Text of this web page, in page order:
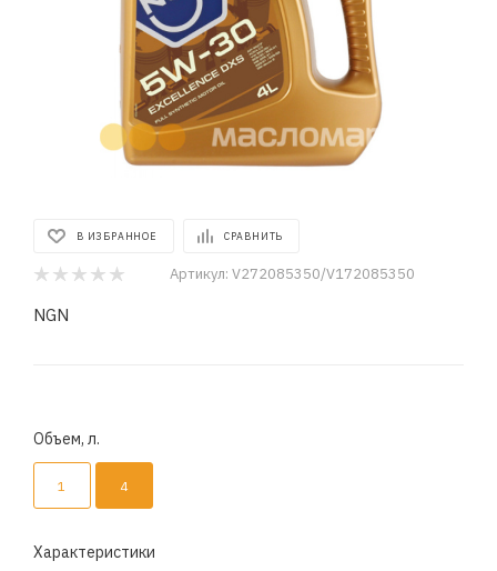
В ИЗБРАННОЕ СРАВНИТЬ
Артикул: V272085350/V172085350
NGN
Объем, л.
1 4
Характеристики